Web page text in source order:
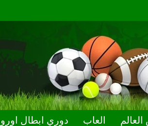
العاب دوري ابطال